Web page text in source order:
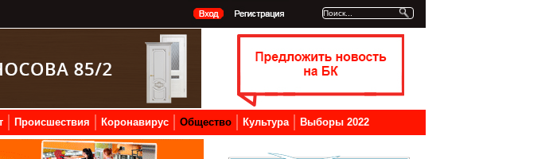
Происшествия Коронавирус Общество Культура Выборы 2022